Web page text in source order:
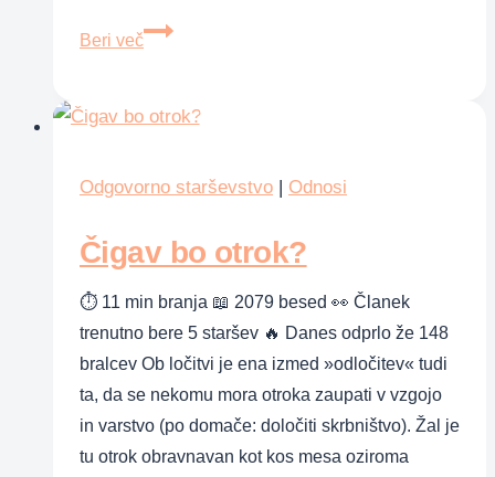
Beri več
5
spanju
Odgovorno starševstvo Odnosi
Čigav bo otrok?
⏱ 11 min branja 📖 2079 besed 👀 Članek
trenutno bere 5 staršev 🔥 Danes odprlo že 148
bralcev Ob ločitvi je ena izmed »odločitev« tudi
ta, da se nekomu mora otroka zaupati v vzgojo
in varstvo (po domače: določiti skrbništvo). Žal je
tu otrok obravnavan kot kos mesa oziroma